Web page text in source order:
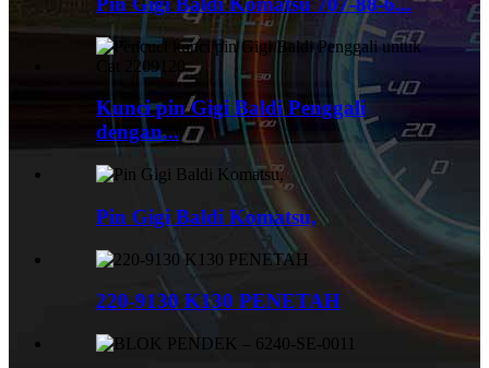
Kunci pin Gigi Baldi Penggali
dengan...
Pin Gigi Baldi Komatsu,
220-9130 K130 PENETAH